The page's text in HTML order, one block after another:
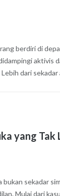
berdiri di
aktivis
dari
yang Tak
bukan sekadar
Mulai dari